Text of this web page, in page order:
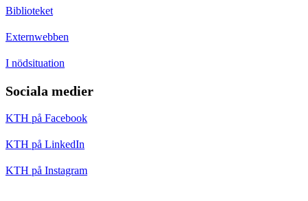
Biblioteket
Externwebben
I nödsituation
Sociala medier
KTH på Facebook
KTH på LinkedIn
KTH på Instagram